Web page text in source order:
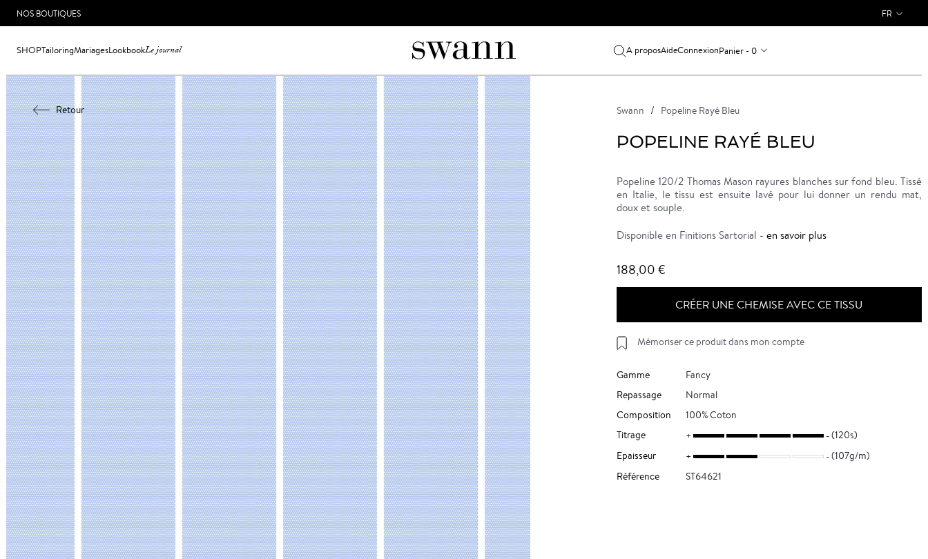
NOS BOUTIQUES FR
SHOPTailoringMariagesLookbookLe journal A proposAideConnexionPanier - 0
Retour Swann Popeline Rayé Bleu
POPELINE RAYÉ BLEU
Popeline 120/2 Thomas Mason rayures blanches sur fond bleu. Tissé
en Italie, le tissu est ensuite lavé pour lui donner un rendu mat,
doux et souple.
Disponible en Finitions Sartorial - en savoir plus
188,00 €
CRÉER UNE CHEMISE AVEC CE TISSU
Mémoriser ce produit dans mon compte
Gamme
Fancy
Repassage
Normal
Composition
100% Coton
Titrage
(120s)
Epaisseur
(107g/m)
Référence
ST64621